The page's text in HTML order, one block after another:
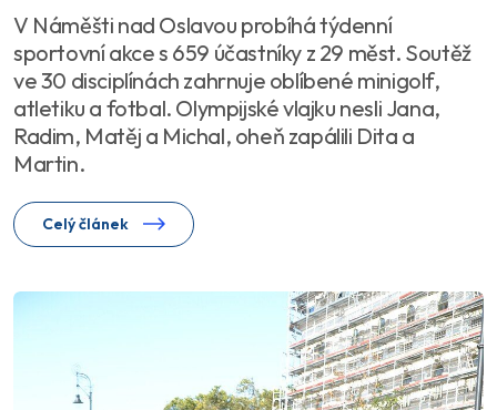
V Náměšti nad Oslavou probíhá týdenní
sportovní akce s 659 účastníky z 29 měst. Soutěž
ve 30 disciplínách zahrnuje oblíbené minigolf,
atletiku a fotbal. Olympijské vlajku nesli Jana,
Radim, Matěj a Michal, oheň zapálili Dita a
Martin.
Celý článek